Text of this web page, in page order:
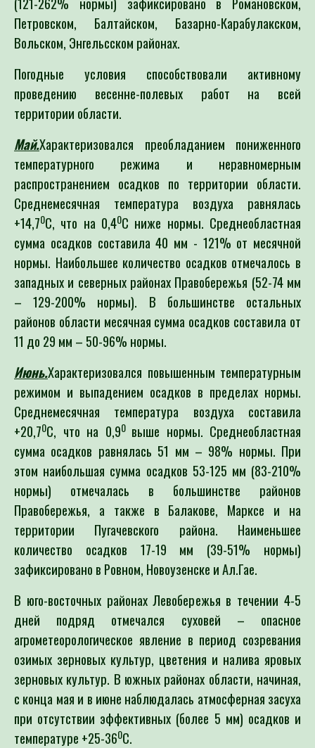
Петровском, Балтайском, Базарно-Карабулакском,
Вольском, Энгельсском районах.
Погодные условия способствовали активному
проведению весенне-полевых работ на всей
территории области.
Май.Характеризовался преобладанием пониженного
температурного режима и неравномерным
распространением осадков по территории области.
Среднемесячная температура воздуха равнялась
+14,70С, что на 0,40С ниже нормы. Среднеобластная
сумма осадков составила 40 мм - 121% от месячной
нормы. Наибольшее количество осадков отмечалось в
западных и северных районах Правобережья (52-74 мм
– 129-200% нормы). В большинстве остальных
районов области месячная сумма осадков составила от
11 до 29 мм – 50-96% нормы.
Июнь.Характеризовался повышенным температурным
режимом и выпадением осадков в пределах нормы.
Среднемесячная температура воздуха составила
+20,70С, что на 0,90 выше нормы. Среднеобластная
сумма осадков равнялась 51 мм – 98% нормы. При
этом наибольшая сумма осадков 53-125 мм (83-210%
нормы) отмечалась в большинстве районов
Правобережья, а также в Балакове, Марксе и на
территории Пугачевского района. Наименьшее
количество осадков 17-19 мм (39-51% нормы)
зафиксировано в Ровном, Новоузенске и Ал.Гае.
В юго-восточных районах Левобережья в течении 4-5
дней подряд отмечался суховей – опасное
агрометеорологическое явление в период созревания
озимых зерновых культур, цветения и налива яровых
зерновых культур. В южных районах области, начиная,
с конца мая и в июне наблюдалась атмосферная засуха
при отсутствии эффективных (более 5 мм) осадков и
температуре +25-360С.